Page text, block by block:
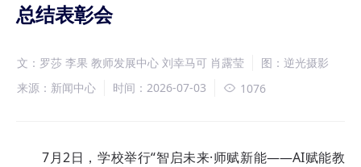
总结表彰会
文：罗莎 李果 教师发展中心 刘幸马可 肖露莹
图：逆光摄影
来源：新闻中心
时间：2026-07-03 1076
7月2日，学校举行“智启未来·师赋新能——AI赋能教